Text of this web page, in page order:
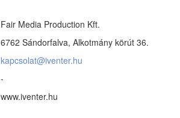
Fair Media Production Kft.
6762 Sándorfalva, Alkotmány körút 36.
kapcsolat@iventer.hu
-
www.iventer.hu